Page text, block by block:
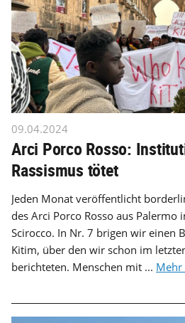
09.04.2024
Arci Porco Rosso:
Rassismus tötet
Jeden Monat veröffentlicht
des Arci Porco Rosso aus Palermo
Scirocco. In Nr. 7 brigen wir einen
Kitim, über den wir schon im
berichteten. Menschen mit ... Mehr